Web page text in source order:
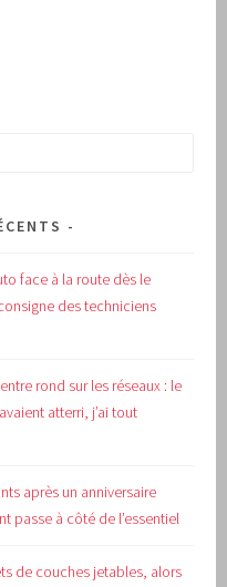
face à la route dès le
des techniciens
rond sur les réseaux : le
atterri, j’ai tout
après un anniversaire
passe à côté de l’essentiel
de couches jetables, alors